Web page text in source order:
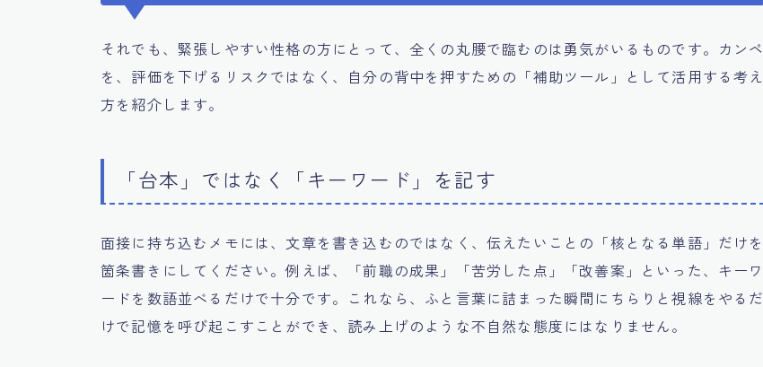
それでも、緊張しやすい性格の方にとって、全くの丸腰で臨むのは勇気がいるものです。カンペ
を、評価を下げるリスクではなく、自分の背中を押すための「補助ツール」として活用する考え
方を紹介します。
「台本」ではなく「キーワード」を記す
面接に持ち込むメモには、文章を書き込むのではなく、伝えたいことの「核となる単語」だけを
箇条書きにしてください。例えば、「前職の成果」「苦労した点」「改善案」といった、キーワ
ードを数語並べるだけで十分です。これなら、ふと言葉に詰まった瞬間にちらりと視線をやるだ
けで記憶を呼び起こすことができ、読み上げのような不自然な態度にはなりません。